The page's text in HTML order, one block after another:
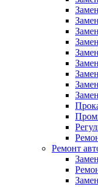
Ремонт